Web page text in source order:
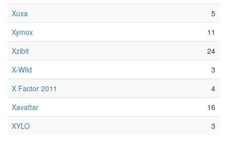
Xuxa
5
Xymox
11
Xzibit
24
X-Wild
3
X Factor 2011
4
Xavattar
16
XYLO
3